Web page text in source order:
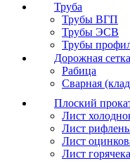
Труба
Трубы ВГП
Трубы ЭСВ
Трубы
Дорожная сетка
Рабица
Сварная
Плоский
Лист
Лист
Лист
Лист